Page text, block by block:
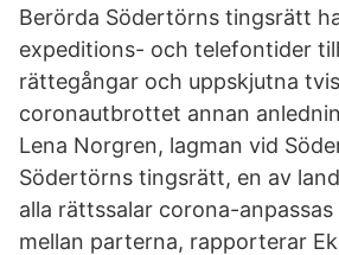
Berörda Södertörns tingsrätt
expeditions- och telefontider
rättegångar och uppskjutna
coronautbrottet annan
Lena Norgren, lagman vid
Södertörns tingsrätt, en av
alla rättssalar corona-
mellan parterna, rapporterar